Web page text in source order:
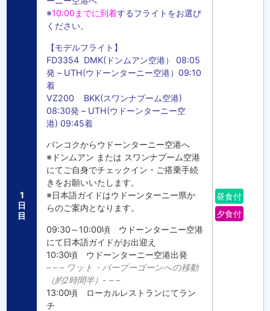
1
日
目
※10:00までに到着するフライトをお選び
ください。
【モデルフライト】
FD3354 DMK(ドンムアン空港） 08:05
発 – UTH(ウドーンターニー空港）09:10
着
VZ200 BKK(スワンナプーム空港)
08:30発 – UTH(ウドーンターニー空
港) 09:45着
バンコクからウドーンターニー空港へ
※ドンムアン または スワンナプーム空港
にてご自身でチェックイン・ご搭乗手続
きをお願いいたします。
※日本語ガイドはウドーンターニー県か
らのご案内となります。
09:30～10:00頃 ウドーンターニー空港
にて日本語ガイドがお出迎え
10:30頃 ウドーンターニー空港出発
– – – ワット・パープーゴーンへの移動
（約2時間半）- – –
13:00頃 ローカルレストランにてラン
チ
昼食付
夕食付